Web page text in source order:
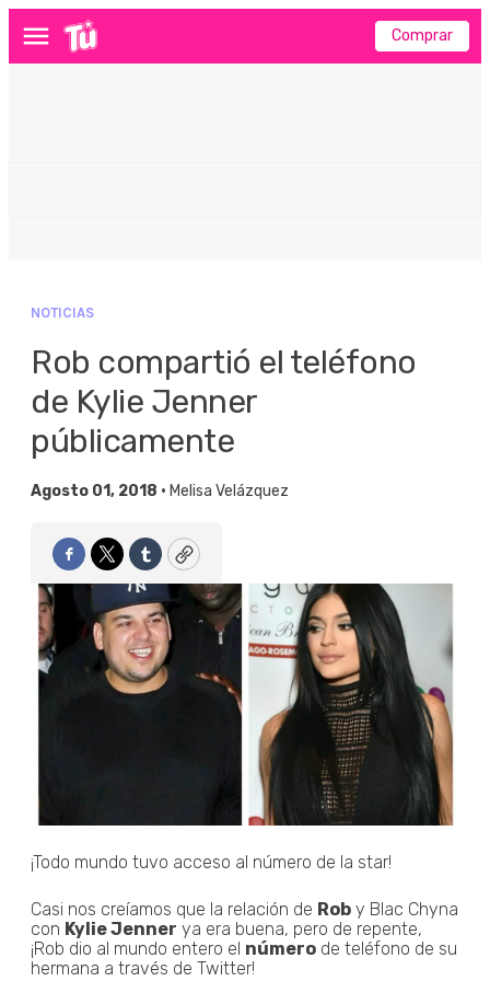
Menú Comprar
NOTICIAS
Rob compartió el teléfono
de Kylie Jenner
públicamente
Agosto 01, 2018 • Melisa Velázquez
Facebook
TwitterTumblrCopy
¡Todo mundo tuvo acceso al número de la star!
Casi nos creíamos que la relación de Rob y Blac Chyna
con Kylie Jenner ya era buena, pero de repente,
¡Rob dio al mundo entero el número de teléfono de su
hermana a través de Twitter!